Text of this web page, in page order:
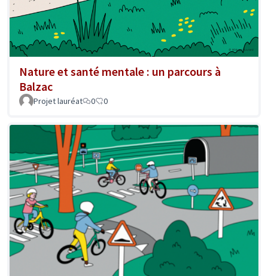
Nature et santé mentale : un parcours à
Balzac
Projet lauréat 0 0